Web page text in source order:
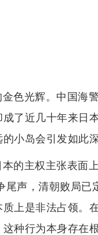
色光辉。中国海
了近几十年来日
小岛会引发如此
的主权主张表面
声，清朝败局已
上是非法占领。
种行为本身存在